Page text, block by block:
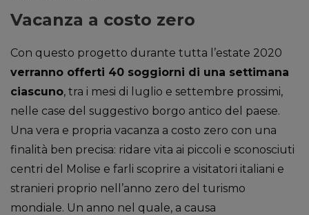
Vacanza a costo zero
Con questo progetto durante tutta l’estate 2020
verranno offerti 40 soggiorni di una settimana
ciascuno, tra i mesi di luglio e settembre prossimi,
nelle case del suggestivo borgo antico del paese.
Una vera e propria vacanza a costo zero con una
finalità ben precisa: ridare vita ai piccoli e sconosciuti
centri del Molise e farli scoprire a visitatori italiani e
stranieri proprio nell’anno zero del turismo
mondiale. Un anno nel quale, a causa